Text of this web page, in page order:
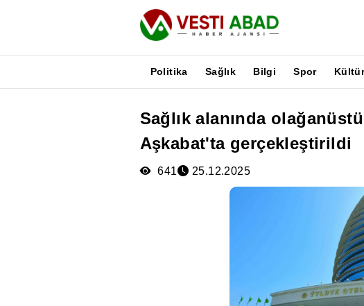
Politika Sağlık Bilgi Spor
Sağlık alanında
Aşkabat'ta gerçekleştirildi
641 25.12.2025